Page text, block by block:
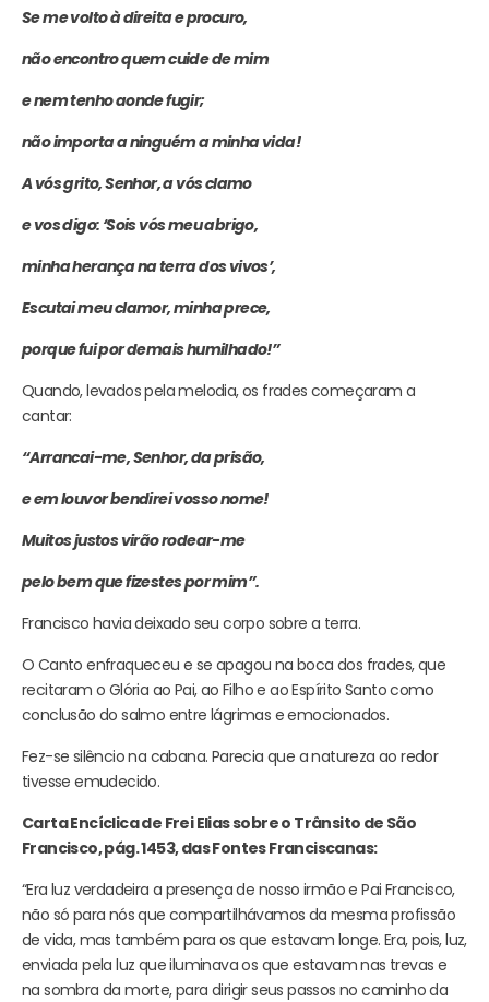
Se me volto à direita e procuro,
não encontro quem cuide de mim
e nem tenho aonde fugir;
não importa a ninguém a minha vida!
A vós grito, Senhor, a vós clamo
e vos digo: ‘Sois vós meu abrigo,
minha herança na terra dos vivos’,
Escutai meu clamor, minha prece,
porque fui por demais humilhado!”
Quando, levados pela melodia, os frades começaram a
cantar:
“Arrancai-me, Senhor, da prisão,
e em louvor bendirei vosso nome!
Muitos justos virão rodear-me
pelo bem que fizestes por mim”.
Francisco havia deixado seu corpo sobre a terra.
O Canto enfraqueceu e se apagou na boca dos frades, que
recitaram o Glória ao Pai, ao Filho e ao Espírito Santo como
conclusão do salmo entre lágrimas e emocionados.
Fez-se silêncio na cabana. Parecia que a natureza ao redor
tivesse emudecido.
Carta Encíclica de Frei Elias sobre o Trânsito de São
Francisco, pág. 1453, das Fontes Franciscanas:
“Era luz verdadeira a presença de nosso irmão e Pai Francisco,
não só para nós que compartilhávamos da mesma profissão
de vida, mas também para os que estavam longe. Era, pois, luz,
enviada pela luz que iluminava os que estavam nas trevas e
na sombra da morte, para dirigir seus passos no caminho da